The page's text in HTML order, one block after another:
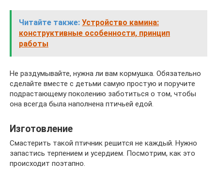
Читайте также: Устройство камина:
конструктивные особенности, принцип
работы
Не раздумывайте, нужна ли вам кормушка. Обязательно
сделайте вместе с детьми самую простую и поручите
подрастающему поколению заботиться о том, чтобы
она всегда была наполнена птичьей едой.
Изготовление
Смастерить такой птичник решится не каждый. Нужно
запастись терпением и усердием. Посмотрим, как это
происходит поэтапно.